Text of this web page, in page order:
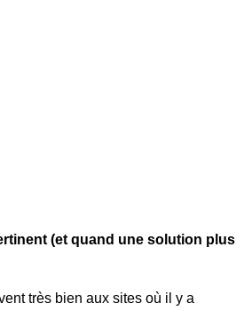
(et quand une solution plus
très bien aux sites où il y a